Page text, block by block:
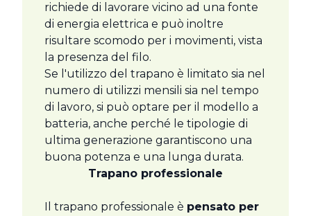
richiede di lavorare vicino ad una fonte
di energia elettrica e può inoltre
risultare scomodo per i movimenti, vista
la presenza del filo.
Se l'utilizzo del trapano è limitato sia nel
numero di utilizzi mensili sia nel tempo
di lavoro, si può optare per il modello a
batteria, anche perché le tipologie di
ultima generazione garantiscono una
buona potenza e una lunga durata.
Trapano professionale
Il trapano professionale è pensato per